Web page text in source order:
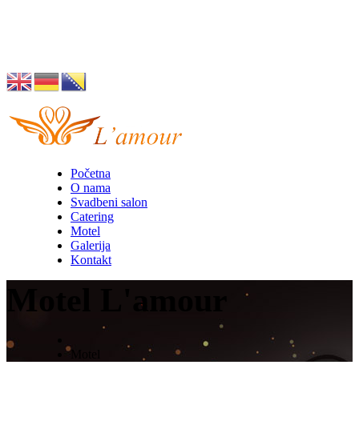
Početna
O nama
Svadbeni salon
Catering
Motel
Galerija
Kontakt
Motel L'amour